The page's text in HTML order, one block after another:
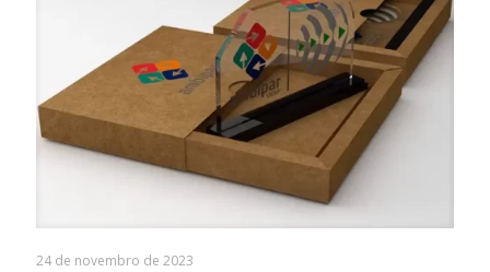
24 de novembro de 2023